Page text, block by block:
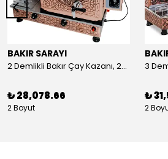
BAKIR SARAYI
2 Demlikli Bakır Çay Kazanı, 25 Litre
₺ 28,078.66
2 Boyut
₺
2